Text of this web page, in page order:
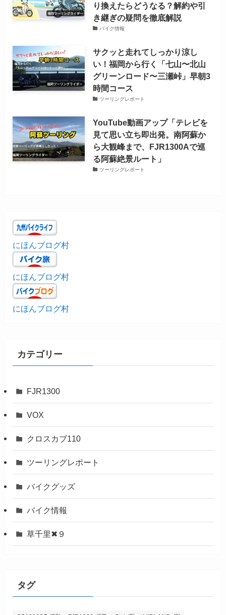
り換えたらどうなる？解約や引
き継ぎの疑問を徹底解説
バイク情報
サクッと走れてしっかり涼し
い！福岡から行く「七山〜北山
グリーンロード〜三瀬峠」早朝3
時間コース
ツーリングレポート
YouTube動画アップ「テレビを
見て思い立ち即出発。南阿蘇か
ら大観峰まで、FJR1300Aで巡
る阿蘇絶景ルート」
ツーリングレポート
にほんブログ村
にほんブログ村
にほんブログ村
カテゴリー
FJR1300
VOX
クロスカブ110
ツーリングレポート
バイクグッズ
バイク情報
草千里✖９
タグ